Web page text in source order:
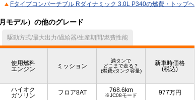
Fタイプコンバーチブル Rダイナミック 3.0L P340の燃費・トップヘ
モデル）の他のグレード
駆動方式/最大出力/過給器/生産期間/燃費性能
使用燃料
エンジン
ミッション
満タンで
どこまで走る？
(燃費xタンク容量)
新車時価格
(税込)
ハイオク
ガソリン
フロア8AT 768.6km
※JC08モード 977万円